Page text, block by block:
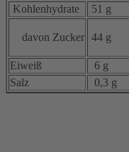
Kohlenhydrate 51 g
davon Zucker 44 g
Eiweiß
6 g
Salz
0,3 g